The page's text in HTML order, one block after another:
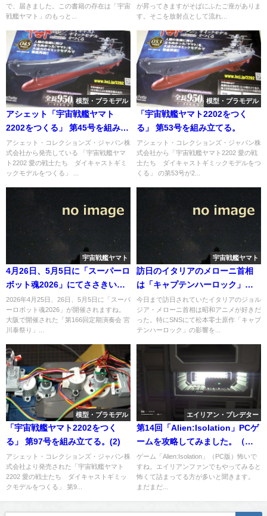
で、届きました。この書籍の存在は「宇宙
戦艦ヤマト」のもっと...
が昇ってきますがそばにふたご座がありま
す。そこを放射点として流れ...
模型・プラモデル
アシェット「宇宙戦艦ヤマト
2202をつくる」 第45号を組み立
てる。
アシェット・コレクションズ・ジャパン株
式会社から発売している 「宇宙戦艦ヤマ
ト2202 愛の戦士たち ダイキャストギミ
ックモデルをつくる」 ...
模型・プラモデル
「宇宙戦艦ヤマト2202をつく
る」 第53号を組み立てる。
アシェット・コレクションズ・ジャパン株
式会社から「宇宙戦艦ヤマト2202 愛の戦
士たち ダイキャストギミックモデルをつ
くる」 の第53号が2...
宇宙戦艦ヤマト
4月26日、5月5日に「スーパーロ
ボット魂2026」にてささきいさ
おさんがご出演、視聴券販売中
2026年4月25日、26日、5月5日に「スーパ
ーロボット魂2026」が開催されますね。
大阪で開催された「第166回定期演奏会 宮
川泰祭り」...
宇宙戦艦ヤマト
訪日のイタリアのメローニ首相
は「キャプテンハーロック」の
影響を受けた首相だった
今日まで訪日されていたイタリアのジョル
ジア・メローニ首相は昭和アニメが好きだ
った。特にSNSにて松本零士原作「キャプ
テンハーロック」の影響を...
模型・プラモデル
「宇宙戦艦ヤマト2202をつく
る」 第97号を組み立てる。(2)
アシェット・コレクションズ・ジャパン株
式会社より発売された「宇宙戦艦ヤマト
2202 愛の戦士たち ダイキャストギミッ
クモデルをつくる」 第9...
エイリアン・プレデター
第14回「Alien:Isolation」PCゲ
ームを攻略してみました。（最
高難度）
ゲーム「Alien:Isolation」（PC版）怖いで
すね。エイリアンファンでもやってみると
怖くて詰まってる方が多いと聞きます。
まだまだ...